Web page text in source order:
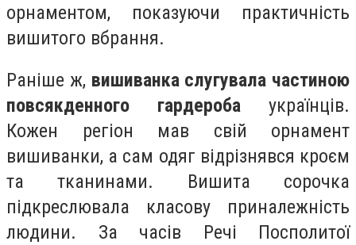
орнаментом, показуючи практичність
вишитого вбрання.
Раніше ж, вишиванка слугувала частиною
повсякденного гардероба українців.
Кожен регіон мав свій орнамент
вишиванки, а сам одяг відрізнявся кроєм
та тканинами. Вишита сорочка
підкреслювала класову приналежність
людини. За часів Речі Посполитої